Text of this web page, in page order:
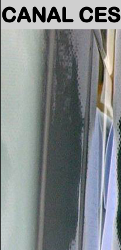
CANAL CES